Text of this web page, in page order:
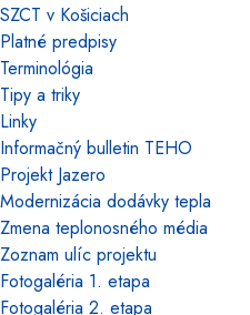
SZCT v Košiciach
Platné predpisy
Terminológia
Tipy a triky
Linky
Informačný bulletin TEHO
Projekt Jazero
Modernizácia dodávky tepla
Zmena teplonosného média
Zoznam ulíc projektu
Fotogaléria 1. etapa
Fotogaléria 2. etapa